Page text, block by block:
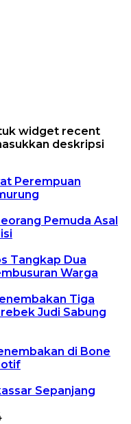
widget recent
deskripsi
Perempuan
Pemuda Asal
Tangkap Dua
Warga
Tiga
Judi Sabung
di Bone
Sepanjang